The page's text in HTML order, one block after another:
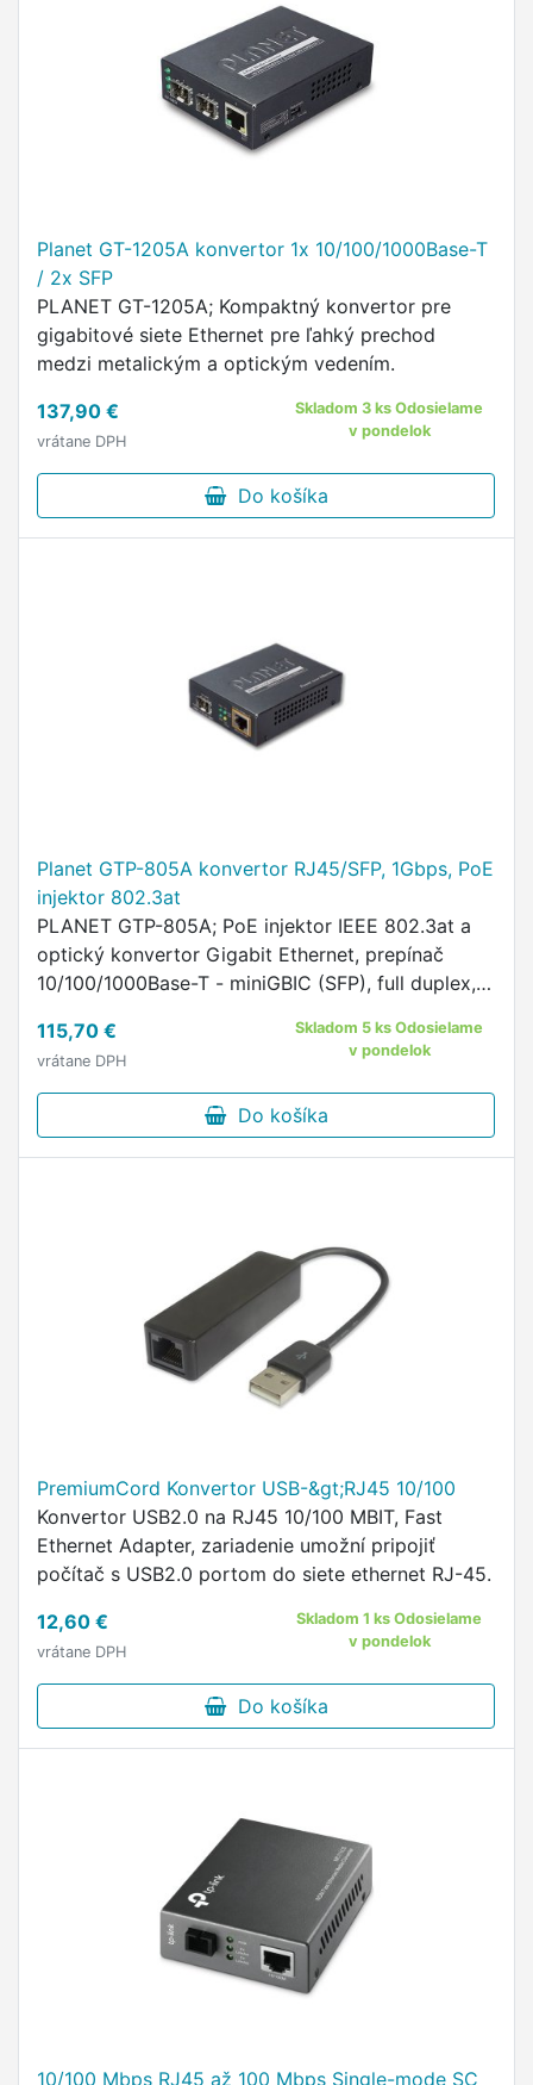
Planet GT-1205A konvertor 1x 10/100/1000Base-T
/ 2x SFP
PLANET GT-1205A; Kompaktný konvertor pre
gigabitové siete Ethernet pre ľahký prechod
medzi metalickým a optickým vedením.
137,90 €
vrátane DPH
Skladom 3 ks Odosielame
v pondelok
Do košíka
Planet GTP-805A konvertor RJ45/SFP, 1Gbps, PoE
injektor 802.3at
PLANET GTP-805A; PoE injektor IEEE 802.3at a
optický konvertor Gigabit Ethernet, prepínač
10/100/1000Base-T - miniGBIC (SFP), full duplex,
115,70 €
vrátane DPH
Skladom 5 ks Odosielame
v pondelok
Do košíka
PremiumCord Konvertor USB-&gt;RJ45 10/100
Konvertor USB2.0 na RJ45 10/100 MBIT, Fast
Ethernet Adapter, zariadenie umožní pripojiť
počítač s USB2.0 portom do siete ethernet RJ-45.
12,60 €
vrátane DPH
Skladom 1 ks Odosielame
v pondelok
Do košíka
10/100 Mbps RJ45 až 100 Mbps Single-mode SC